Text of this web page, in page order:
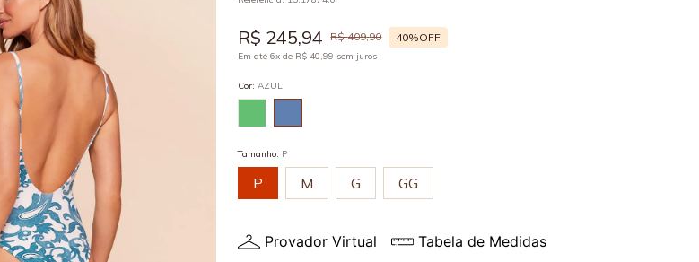
R$ 245,94 R$ 409,90 40%OFF
Em até6x de R$ 40,99 sem juros
Cor: AZUL
Tamanho: P
P M G GG
Provador Virtual Tabela de Medidas